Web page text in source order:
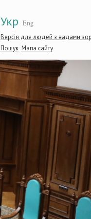
Укр Eng
Версія для людей з вадами
Пошук Мапа сайту